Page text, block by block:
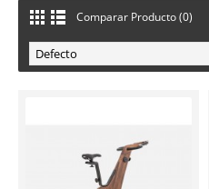
Comparar Producto (0)